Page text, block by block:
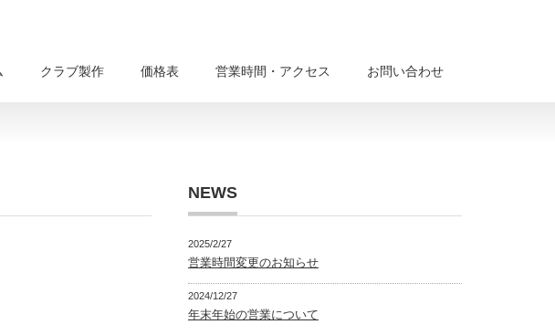
クラブ製作 価格表 営業時間・アクセス お問い合わせ
NEWS
2025/2/27
営業時間変更のお知らせ
2024/12/27
年末年始の営業について